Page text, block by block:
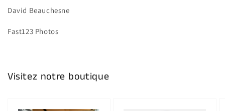
David Beauchesne
Fast123 Photos
Visitez notre boutique